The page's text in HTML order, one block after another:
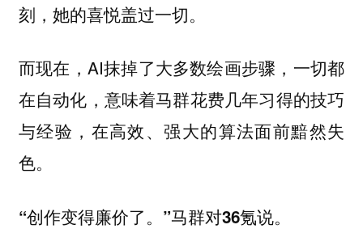
刻，她的喜悦盖过一切。
而现在，AI抹掉了大多数绘画步骤，一切都
在自动化，意味着马群花费几年习得的技巧
与经验，在高效、强大的算法面前黯然失
色。
“创作变得廉价了。”马群对36氪说。